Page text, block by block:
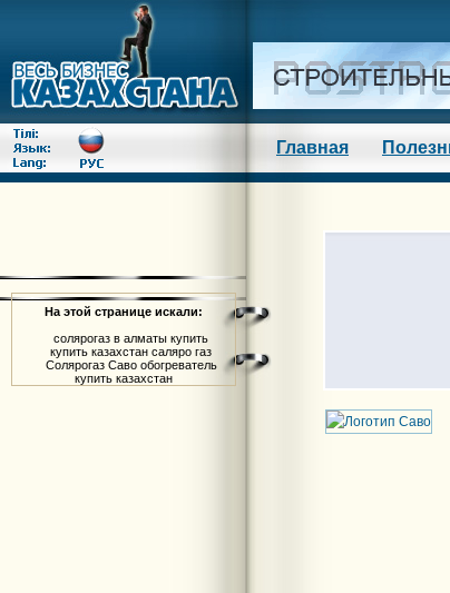
Главная
На этой странице искали:
солярогаз в алматы купить
купить казахстан саляро газ
Солярогаз Саво обогреватель
купить казахстан